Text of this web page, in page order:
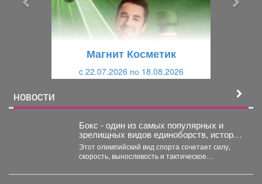
Магнит Косметик
c 22.07.2026 по 18.08.2026
НОВОСТИ
Бокс - один из самых популярных и
зрелищных видов единоборств, история
которого насчитывает не одно столетие.
Этот олимпийский вид спорта сочетает силу,
скорость, выносливость и тактическое